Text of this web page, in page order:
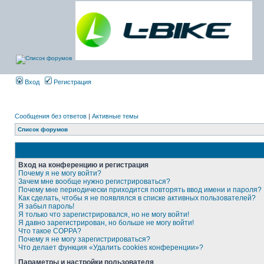
Вход Регистрация
Сообщения без ответов | Активные темы
Список форумов
Вход на конференцию и регистрация
Почему я не могу войти?
Зачем мне вообще нужно регистрироваться?
Почему мне периодически приходится повторять ввод имени и пароля?
Как сделать, чтобы я не появлялся в списке активных пользователей?
Я забыл пароль!
Я только что зарегистрировался, но не могу войти!
Я давно зарегистрирован, но больше не могу войти!
Что такое COPPA?
Почему я не могу зарегистрироваться?
Что делает функция «Удалить cookies конференции»?
Параметры и настройки пользователя